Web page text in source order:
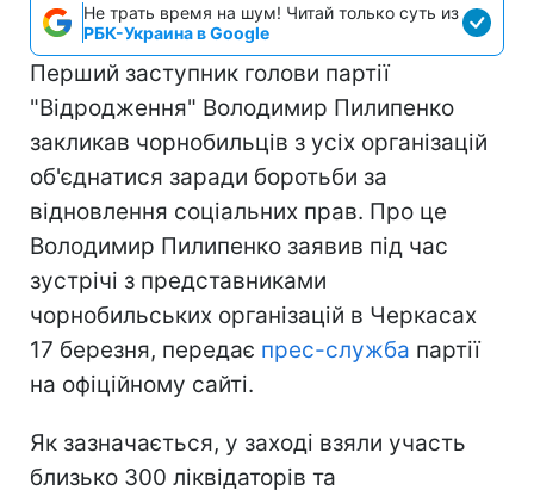
Не трать время на шум! Читай только суть из
РБК-Украина в Google
Перший заступник голови партії
"Відродження" Володимир Пилипенко
закликав чорнобильців з усіх організацій
об'єднатися заради боротьби за
відновлення соціальних прав. Про це
Володимир Пилипенко заявив під час
зустрічі з представниками
чорнобильських організацій в Черкасах
17 березня, передає прес-служба партії
на офіційному сайті.
Як зазначається, у заході взяли участь
близько 300 ліквідаторів та